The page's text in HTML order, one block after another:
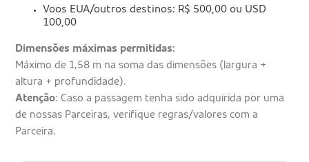
Voos EUA/outros destinos: R$ 500,00 ou USD
100,00
Dimensões máximas permitidas:
Máximo de 1,58 m na soma das dimensões (largura +
altura + profundidade).
Atenção: Caso a passagem tenha sido adquirida por uma
de nossas Parceiras, verifique regras/valores com a
Parceira.